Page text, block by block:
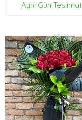
Aynı Gün Teslimat